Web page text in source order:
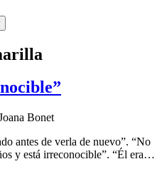
Bonet
antes de verla de nuevo”. “No
y está irreconocible”. “Él era…